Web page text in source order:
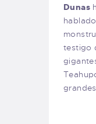
Dunas
testigo